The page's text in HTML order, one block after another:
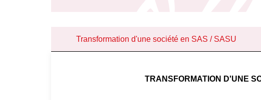
Transformation d'une société en SAS / SASU
TRANSFORMATION D'UNE